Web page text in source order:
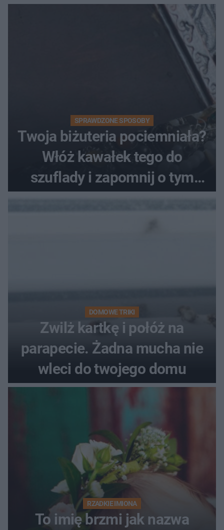
SPRAWDZONE SPOSOBY
Twoja biżuteria pociemniała?
Włóż kawałek tego do
szuflady i zapomnij o tym
DOMOWE TRIKI
Zwilż kartkę i połóż na
parapecie. Żadna mucha nie
wleci do twojego domu
RZADKIE IMIONA
To imię brzmi jak nazwa